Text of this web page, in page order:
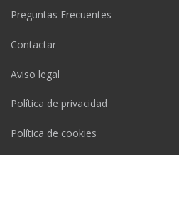
Preguntas Frecuentes
Contactar
Aviso legal
Política de privacidad
Política de cookies